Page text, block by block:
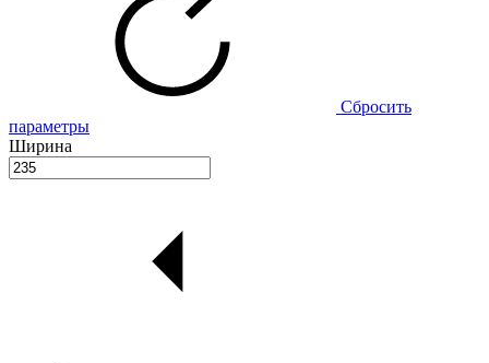
Сбросить
параметры
Ширина